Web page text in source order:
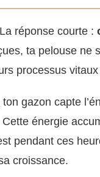
réponse courte :
ta pelouse ne
processus
ton gazon capte
énergie
pendant ces
croissance.